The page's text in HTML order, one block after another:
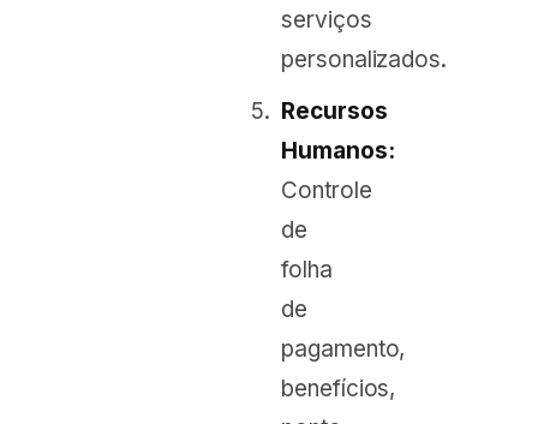
serviços
personalizados.
Recursos
Humanos:
Controle
de
folha
de
pagamento,
benefícios,